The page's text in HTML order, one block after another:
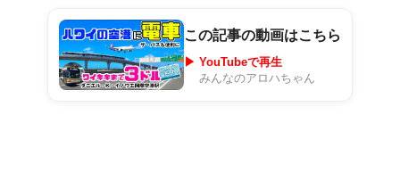
この記事の動画はこちら
▶ YouTubeで再生
みんなのアロハちゃん